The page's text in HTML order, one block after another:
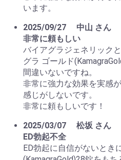
います。
2025/09/27
中山 さん
非常に頼もしい
バイアグラジェネリック
グラ ゴールド
間違いないですね。
非常に強力な効果を実感
感じがしないです。
非常に頼もしいです！
2025/03/07
松坂 さん
ED勃起不全
ED勃起に自信がないとき